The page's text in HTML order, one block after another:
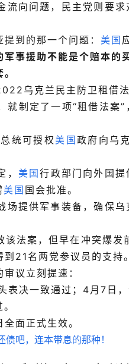
流向问题，民主党则要
到的那一个问题： 美国
军事援助不能是个赔本的
乌克兰民主防卫租借
就制定了一项“租借法案
总统可授权美国 政府向乌
美国行政部门向外国
美国 国会批准。
提供军事装备，确保
法案，但早在冲突爆发
21名两党参议员的支持。
议立刻提速：
表决一致通过；4月7日
面正式生效。